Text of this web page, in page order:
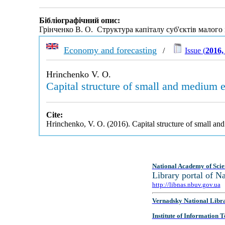
Бібліографічний опис:
Грінченко В. О. Структура капіталу суб'єктів малого
Economy and forecasting / Issue (2016,
Hrinchenko V. O.
Capital structure of small and medium
Cite:
Hrinchenko, V. O. (2016). Capital structure of small
National Academy of
Library portal of
http://libnas.nbuv.gov.ua
Vernadsky National
Institute of Information